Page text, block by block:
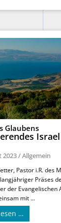
Glaubens
Israel
2023/Allgemein
Pastor i.R. des
Präses
der Evangelischen
mit ...
…